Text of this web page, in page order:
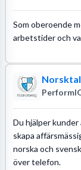
Som oberoende
arbetstider och
Du hjälper
skapa
norska och
över telefon.